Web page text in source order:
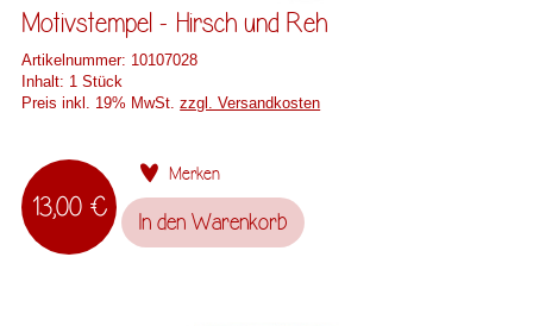
Motivstempel - Hirsch und Reh
Artikelnummer: 10107028
Inhalt: 1 Stück
Preis inkl. 19% MwSt.zzgl. Versandkosten
13,00 €
Merken
In den Warenkorb